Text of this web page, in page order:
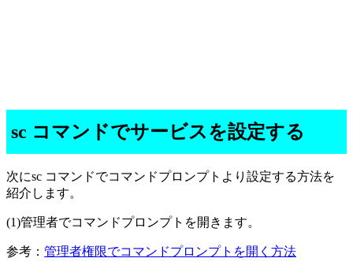
sc コマンドでサービスを設定する
次にsc コマンドでコマンドプロンプトより設定する方法を
紹介します。
(1)管理者でコマンドプロンプトを開きます。
参考： 管理者権限でコマンドプロンプトを開く方法